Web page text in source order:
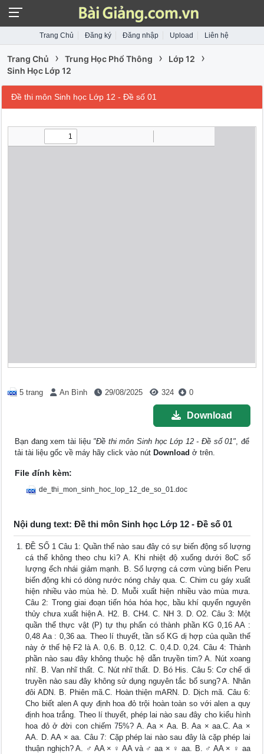
Trang Chủ Đăng ký Đăng nhập Upload Liên hệ
Trang Chủ › Trung Học Phổ Thông › Lớp 12 ›
Sinh Học Lớp 12
Đề thi môn Sinh học Lớp 12 - Đề số 01
5 trang An Bình 29/08/2025 324 0
Download
Bạn đang xem tài liệu "Đề thi môn Sinh học Lớp 12 - Đề số 01", để
tải tài liệu gốc về máy hãy click vào nút Download ở trên.
File đính kèm:
de_thi_mon_sinh_hoc_lop_12_de_so_01.doc
Nội dung text: Đề thi môn Sinh học Lớp 12 - Đề số 01
ĐỀ SỐ 1 Câu 1: Quần thể nào sau đây có sự biến động số lượng
cá thể không theo chu kì? A. Khi nhiệt độ xuống dưới 8oC số
lượng ếch nhái giảm mạnh. B. Số lượng cá cơm vùng biển Peru
biến động khi có dòng nước nóng chảy qua. C. Chim cu gáy xuất
hiện nhiều vào mùa hè. D. Muỗi xuất hiện nhiều vào mùa mưa.
Câu 2: Trong giai đoạn tiến hóa hóa học, bầu khí quyển nguyên
thủy chưa xuất hiện A. H2. B. CH4. C. NH 3. D. O2. Câu 3: Một
quần thể thực vật (P) tự thụ phấn có thành phần KG 0,16 AA :
0,48 Aa : 0,36 aa. Theo lí thuyết, tần số KG dị hợp của quần thể
này ở thế hệ F2 là A. 0,6. B. 0,12. C. 0,4.D. 0,24. Câu 4: Thành
phần nào sau đây không thuộc hệ dẫn truyền tim? A. Nút xoang
nhĩ. B. Van nhĩ thất. C. Nút nhĩ thất. D. Bó His. Câu 5: Cơ chế di
truyền nào sau đây không sử dụng nguyên tắc bổ sung? A. Nhân
đôi ADN. B. Phiên mã.C. Hoàn thiện mARN. D. Dịch mã. Câu 6:
Cho biết alen A quy định hoa đỏ trội hoàn toàn so với alen a quy
định hoa trắng. Theo lí thuyết, phép lai nào sau đây cho kiểu hình
hoa đỏ ở đời con chiếm 75%? A. Aa × Aa. B. Aa × aa.C. Aa ×
AA. D. AA × aa. Câu 7: Cặp phép lai nào sau đây là cặp phép lai
thuận nghịch? A. ♂ AA × ♀ AA và ♂ aa × ♀ aa. B. ♂ AA × ♀ aa